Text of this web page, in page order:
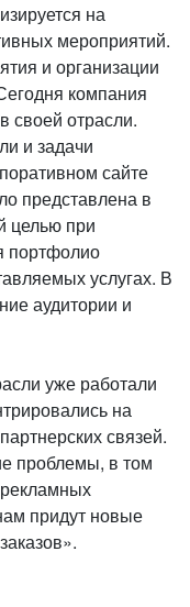
на
мероприятий.
и организации
компания
своей отрасли.
и задачи
сайте
представлена в
целью при
портфолио
услугах. В
аудитории и
уже работали
на
связей.
проблемы, в том
придут новые